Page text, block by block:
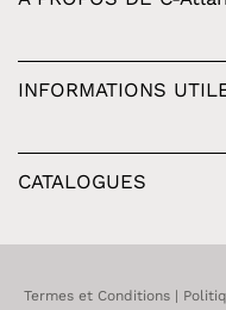
INFORMATIONS
CATALOGUES
Termes et Conditions